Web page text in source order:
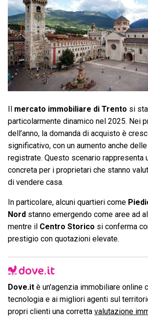
Il mercato immobiliare di Trento si
particolarmente dinamico nel 2025. Nei
dell’anno, la domanda di acquisto è
significativo, con un aumento anche
registrate. Questo scenario rappresenta
concreta per i proprietari che stanno
di vendere casa.
In particolare, alcuni quartieri come
Nord stanno emergendo come aree ad
mentre il Centro Storico si conferma
prestigio con quotazioni elevate.
Dove.it è un'agenzia immobiliare online
tecnologia e ai migliori agenti sul
propri clienti una corretta valutazione